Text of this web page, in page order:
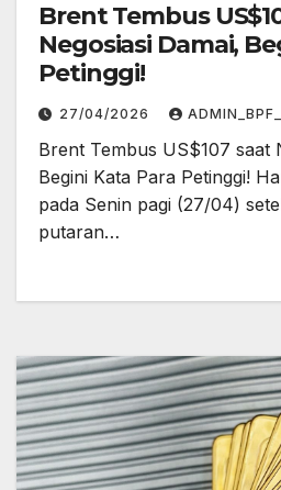
Brent Tembus
Negosiasi Damai,
Petinggi!
27/04/2026
Brent Tembus US$107 saat
Begini Kata Para Petinggi!
pada Senin pagi (27/04)
putaran…